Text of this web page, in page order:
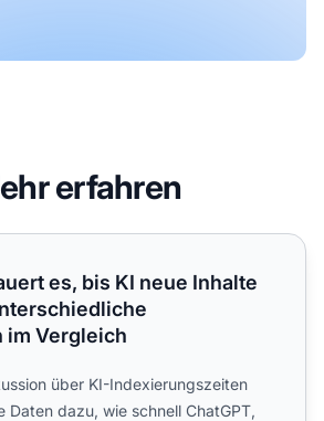
erfahren
bis KI neue Inhalte indexiert?
es, bis KI neue Inhalte
im Vergleich
über KI-Indexierungszeiten
Daten dazu, wie schnell ChatGPT,